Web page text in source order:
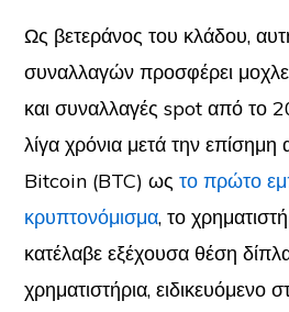
Ως βετεράνος του κλάδου,
συναλλαγών προσφέρει
και συναλλαγές spot από το
λίγα χρόνια μετά την
Bitcoin (BTC) ωςτο πρώτο
κρυπτονόμισμα, το
κατέλαβε εξέχουσα θέση
χρηματιστήρια, ειδικευόμενο